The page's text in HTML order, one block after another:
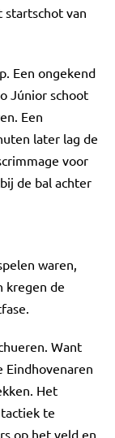
startschot van
Een ongekend
Júnior schoot
Een
later lag de
voor
de bal achter
waren,
kregen de
Want
Eindhovenaren
Het
te
op het veld en